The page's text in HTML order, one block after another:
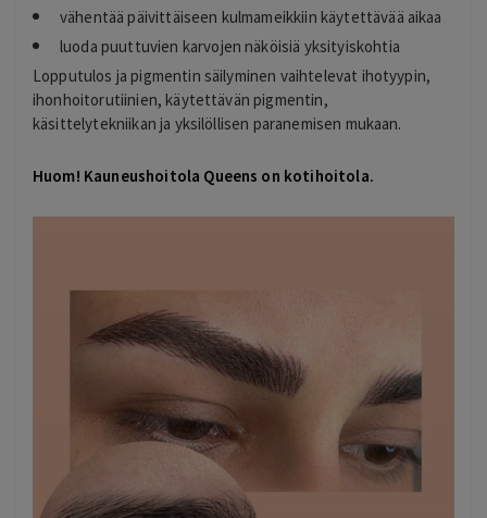
vähentää päivittäiseen kulmameikkiin käytettävää aikaa
luoda puuttuvien karvojen näköisiä yksityiskohtia
Lopputulos ja pigmentin säilyminen vaihtelevat ihotyypin,
ihonhoitorutiinien, käytettävän pigmentin,
käsittelytekniikan ja yksilöllisen paranemisen mukaan.
Huom! Kauneushoitola Queens on kotihoitola.